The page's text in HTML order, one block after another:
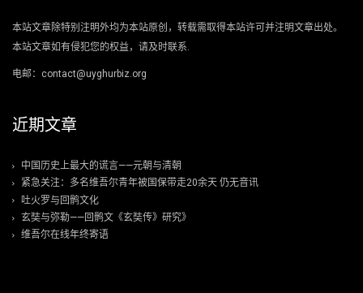
本站文章除特别注明外均为本站原创，转载需取得本站许可并注明文章出处。
本站文章如有侵犯您的权益，请及时联系.
电邮：contact@uyghurbiz.org
近期文章
中国历史上最大的谎言——元朝与清朝
紧急关注：多名维吾尔青年被国保带走20余天 仍无音讯
吐火罗与回鹘文化
玄奘与弥勒——回鹘文《玄奘传》研究》
维吾尔在线年终寄语